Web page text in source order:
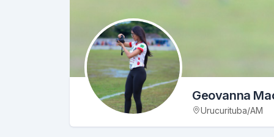
Geovanna
Urucurituba/AM